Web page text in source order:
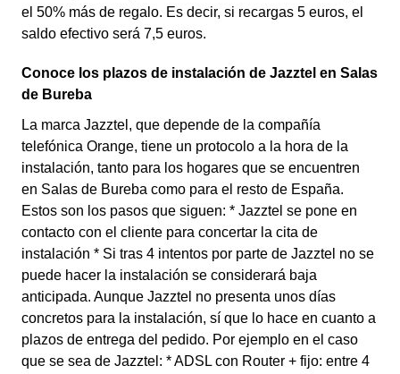
el 50% más de regalo. Es decir, si recargas 5 euros, el
saldo efectivo será 7,5 euros.
Conoce los plazos de instalación de Jazztel en Salas
de Bureba
La marca Jazztel, que depende de la compañía
telefónica Orange, tiene un protocolo a la hora de la
instalación, tanto para los hogares que se encuentren
en Salas de Bureba como para el resto de España.
Estos son los pasos que siguen: * Jazztel se pone en
contacto con el cliente para concertar la cita de
instalación * Si tras 4 intentos por parte de Jazztel no se
puede hacer la instalación se considerará baja
anticipada. Aunque Jazztel no presenta unos días
concretos para la instalación, sí que lo hace en cuanto a
plazos de entrega del pedido. Por ejemplo en el caso
que se sea de Jazztel: * ADSL con Router + fijo: entre 4